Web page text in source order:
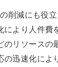
削減にも役立
により人件費
のリソースの
の迅速化によ